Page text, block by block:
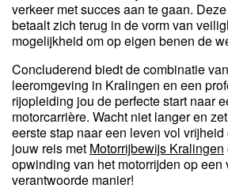
verkeer met succes aan te gaan.
betaalt zich terug in de vorm van
mogelijkheid om op eigen benen de
Concluderend biedt de combinatie
leeromgeving in Kralingen en een
rijopleiding jou de perfecte start naar
motorcarrière. Wacht niet langer en
eerste stap naar een leven vol
jouw reis met Motorrijbewijs Kralingen
opwinding van het motorrijden op een
verantwoorde manier!